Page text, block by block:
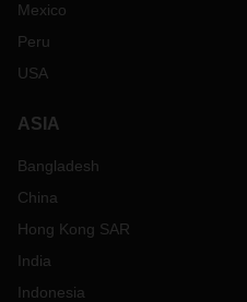
Mexico
Peru
USA
ASIA
Bangladesh
China
Hong Kong SAR
India
Indonesia